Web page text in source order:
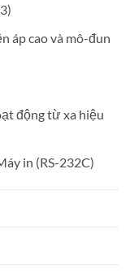
áp cao và mô-đun
động từ xa hiệu
in (RS-232C)